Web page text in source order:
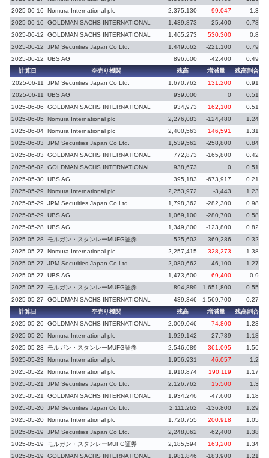
2025-06-16
Nomura International plc 2,375,130 99,047 1.3
2025-06-16
GOLDMAN SACHS INTERNATIONAL 1,439,873 -25,400 0.78
2025-06-12
GOLDMAN SACHS INTERNATIONAL 1,465,273 530,300 0.8
2025-06-12
JPM Securities Japan Co Ltd. 1,449,662 -221,100 0.79
2025-06-12
UBS AG 896,600 -42,400 0.49
計算日
空売り機関 残高 増減量 残高割合
2025-06-11
JPM Securities Japan Co Ltd. 1,670,762 131,200 0.91
2025-06-11
UBS AG 939,000 0
0.51
2025-06-06
GOLDMAN SACHS INTERNATIONAL 934,973 162,100 0.51
2025-06-05
Nomura International plc 2,276,083 -124,480 1.24
2025-06-04 Nomura International plc 2,400,563 146,591 1.31
2025-06-03
JPM Securities Japan Co Ltd. 1,539,562 -258,800 0.84
2025-06-03
GOLDMAN SACHS INTERNATIONAL 772,873 -165,800 0.42
2025-06-02
GOLDMAN SACHS INTERNATIONAL 938,673 0 0.51
2025-05-30 UBS AG 395,183 -673,917 0.21
2025-05-29
Nomura International plc 2,253,972 -3,443 1.23
2025-05-29
JPM Securities Japan Co Ltd. 1,798,362 -282,300 0.98
2025-05-29
UBS AG 1,069,100 -280,700 0.58
2025-05-28
UBS AG 1,349,800 -123,800 0.82
2025-05-28
モルガン・スタンレーMUFG証券 525,603 -369,286 0.32
2025-05-27
Nomura International plc 2,257,415 328,273
1.38
2025-05-27
JPM Securities Japan Co Ltd. 2,080,662 -46,100 1.27
2025-05-27
UBS AG 1,473,600 69,400 0.9
2025-05-27
モルガン・スタンレーMUFG証券 894,889 -1,651,800 0.55
2025-05-27
GOLDMAN SACHS INTERNATIONAL 439,346 -1,569,700 0.27
計算日
空売り機関 残高 増減量 残高割合
2025-05-26
GOLDMAN SACHS INTERNATIONAL 2,009,046 74,800 1.23
2025-05-26
Nomura International plc 1,929,142 -27,789 1.18
2025-05-23
モルガン・スタンレーMUFG証券 2,546,689 361,095 1.56
2025-05-23
Nomura International plc 1,956,931 46,057 1.2
2025-05-22
Nomura International plc 1,910,874 190,119 1.17
2025-05-21
JPM Securities Japan Co Ltd. 2,126,762 15,500 1.3
2025-05-21
GOLDMAN SACHS INTERNATIONAL 1,934,246 -47,600 1.18
2025-05-20 JPM Securities Japan Co Ltd. 2,111,262 -136,800 1.29
2025-05-20 Nomura International plc 1,720,755 200,918 1.05
2025-05-19
JPM Securities Japan Co Ltd. 2,248,062 -62,400 1.38
2025-05-19
モルガン・スタンレーMUFG証券 2,185,594 163,200
1.34
2025-05-19
GOLDMAN SACHS INTERNATIONAL 1,981,846 -183,900 1.21